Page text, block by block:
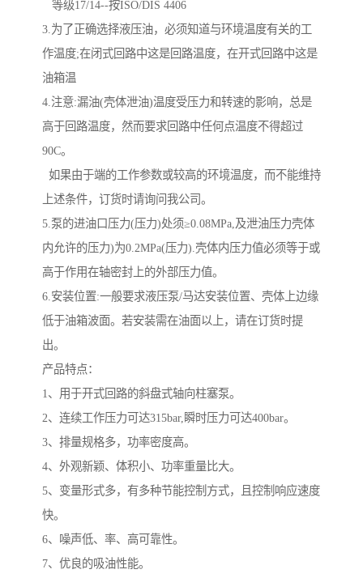
等级17/14--按ISO/DIS 4406
3.为了正确选择液压油，必须知道与环境温度有关的工
作温度;在闭式回路中这是回路温度，在开式回路中这是
油箱温
4.注意:漏油(壳体泄油)温度受压力和转速的影响，总是
高于回路温度，然而要求回路中任何点温度不得超过
90C。
如果由于端的工作参数或较高的环境温度，而不能维持
上述条件，订货时请询问我公司。
5.泵的进油口压力(压力)处须≥0.08MPa,及泄油压力壳体
内允许的压力)为0.2MPa(压力).壳体内压力值必须等于或
高于作用在轴密封上的外部压力值。
6.安装位置:一般要求液压泵/马达安装位置、壳体上边缘
低于油箱波面。若安装需在油面以上，请在订货时提
出。
产品特点：
1、用于开式回路的斜盘式轴向柱塞泵。
2、连续工作压力可达315bar,瞬时压力可达400bar。
3、排量规格多，功率密度高。
4、外观新颖、体积小、功率重量比大。
5、变量形式多，有多种节能控制方式，且控制响应速度
快。
6、噪声低、率、高可靠性。
7、优良的吸油性能。